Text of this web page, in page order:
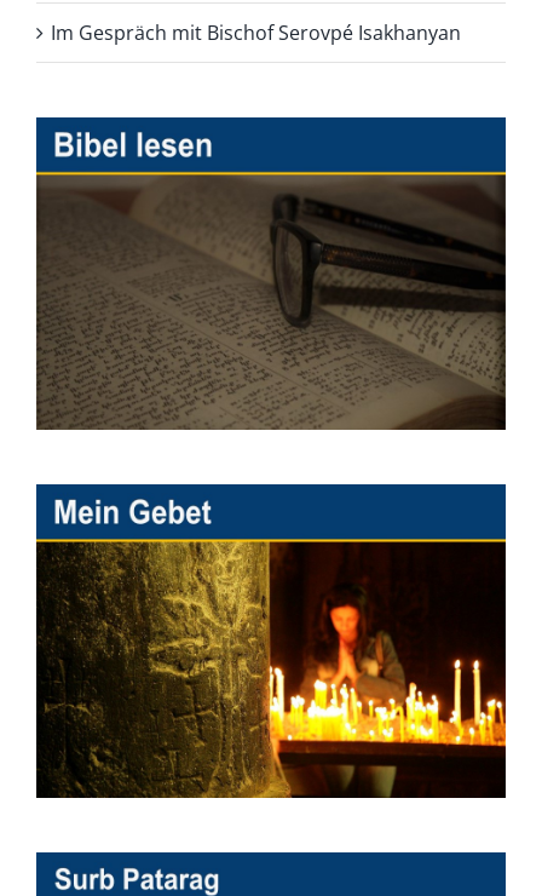
Im Gespräch mit Bischof Serovpé Isakhanyan